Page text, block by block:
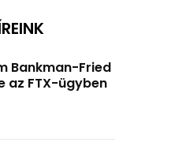
Bankman-Fried
az FTX-ügyben